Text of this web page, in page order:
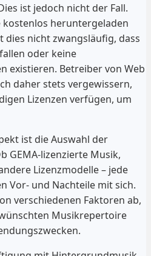
ist jedoch nicht der Fall.
heruntergeladen
nicht zwangsläufig, dass
oder keine
existieren. Betreiber von Web
daher stets vergewissern,
Lizenzen verfügen, um
ist die Auswahl der
GEMA-lizenzierte Musik,
Lizenzmodelle – jede
Vor- und Nachteile mit sich.
verschiedenen Faktoren ab,
Musikrepertoire